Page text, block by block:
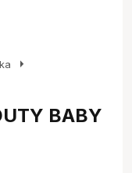
arrow_right
BABY